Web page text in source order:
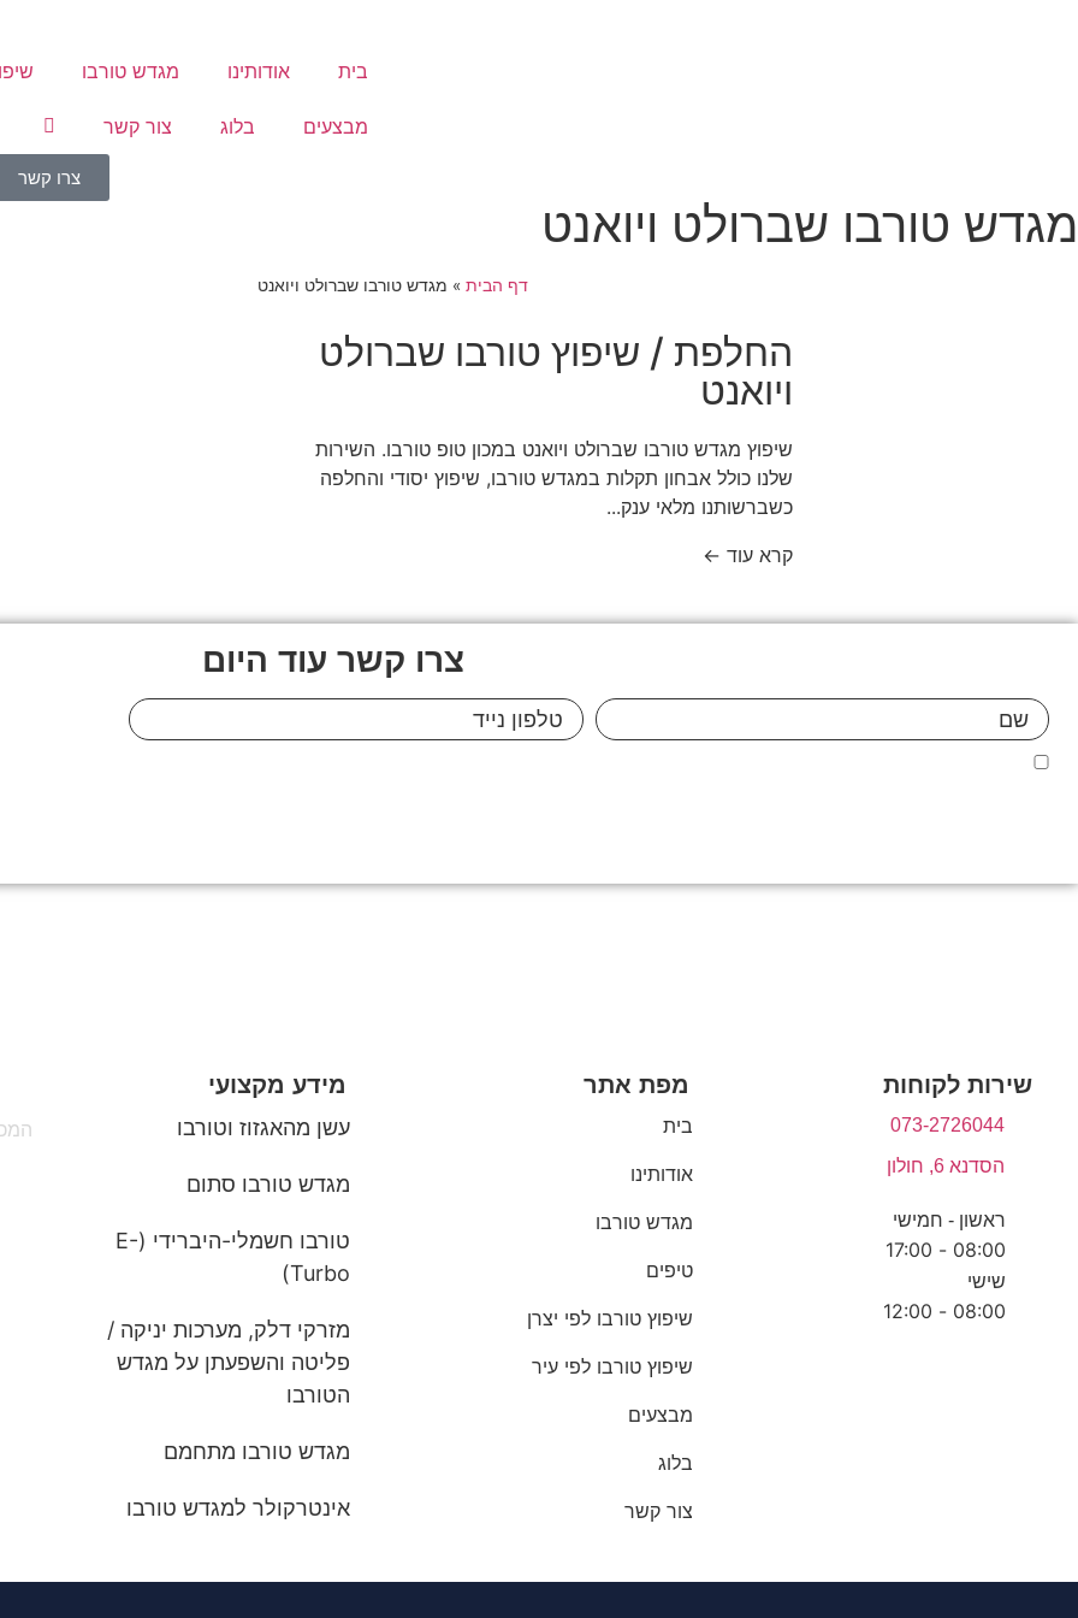
בית אודותינו מגדש טורבו
מבצעים בלוג צור קשר
צרו קשר
מגדש טורבו שברולט ויואנט
דף הבית » מגדש טורבו שברולט ויואנט
החלפת / שיפוץ טורבו שברולט
ויואנט
שיפוץ מגדש טורבו שברולט ויואנט במכון טופ טורבו. השירות
שלנו כולל אבחון תקלות במגדש טורבו, שיפוץ יסודי והחלפה
כשברשותנו מלאי ענק...
קרא עוד ←
צרו קשר עוד היום
שירות לקוחות
073-2726044
הסדנא 6, חולון
ראשון - חמישי
08:00 - 17:00
שישי
08:00 - 12:00
מפת אתר
בית
אודותינו
מגדש טורבו
טיפים
שיפוץ טורבו לפי יצרן
שיפוץ טורבו לפי עיר
מבצעים
בלוג
צור קשר
מידע מקצועי
עשן מהאגזוז וטורבו
מגדש טורבו סתום
טורבו חשמלי-היברידי (E-
Turbo)
מזרקי דלק, מערכות יניקה /
פליטה והשפעתן על מגדש
הטורבו
מגדש טורבו מתחמם
אינטרקולר למגדש טורבו